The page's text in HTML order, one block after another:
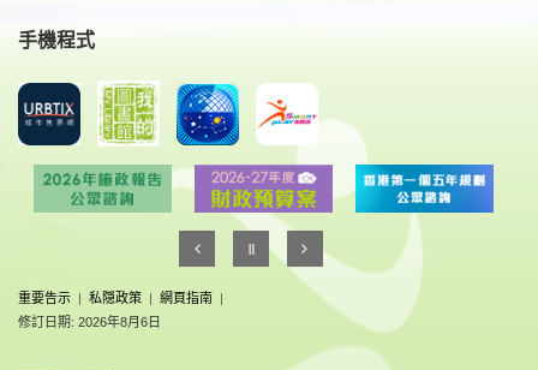
手機程式
重要告示 | 私隠政策 | 網頁指南 |
修訂日期: 2026年8月6日